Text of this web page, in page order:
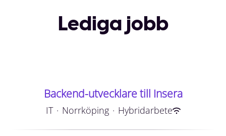
Lediga jobb
Backend-utvecklare till Insera
IT · Norrköping · Hybridarbete